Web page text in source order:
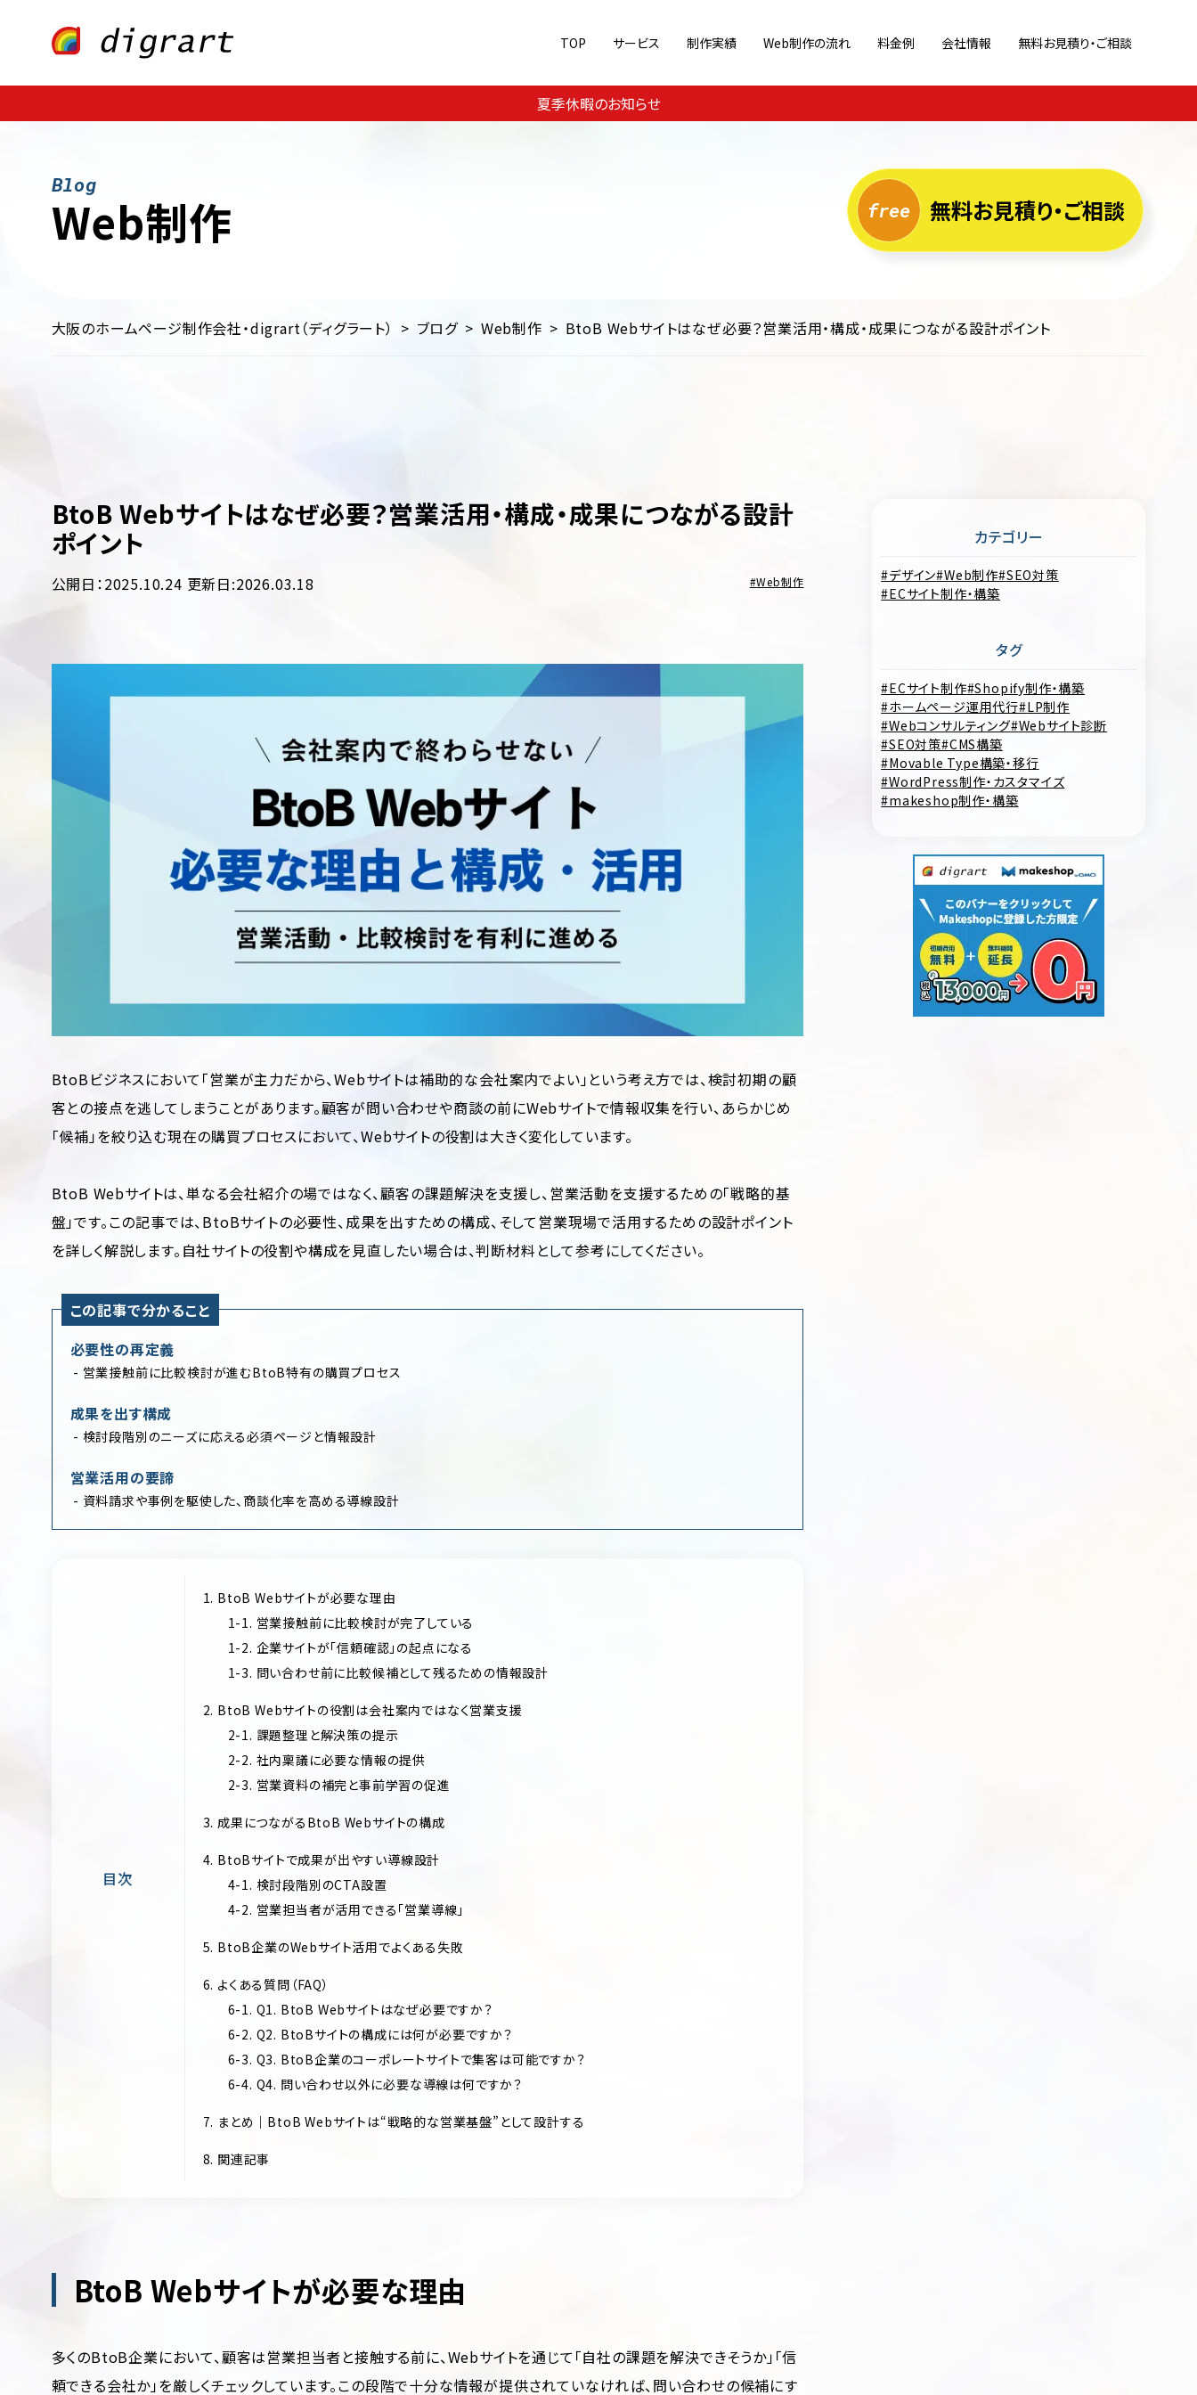
夏季休暇のお知らせ
TOP サービス
Web集客・運用支援
制作実績
ジャンル別に見る
Web制作の流れ 料金例 会社情報 無料お見積り・ご相談
無料お見積り・ご相談
Web制作
大阪のホームページ制作会社・digrart（ディグラート） ブログ Web制作 BtoB Webサイトはなぜ必要？営業活用・構成・成果につながる設計ポイント
BtoB Webサイトはなぜ必要？営業活用・構成・成果につながる設計
ポイント
公開日：2025.10.24 更新日:2026.03.18 Web制作
BtoBビジネスにおいて「営業が主力だから、Webサイトは補助的な会社案内でよい」という考え方では、検討初期の顧
客との接点を逃してしまうことがあります。顧客が問い合わせや商談の前にWebサイトで情報収集を行い、あらかじめ
「候補」を絞り込む現在の購買プロセスにおいて、Webサイトの役割は大きく変化しています。
BtoB Webサイトは、単なる会社紹介の場ではなく、顧客の課題解決を支援し、営業活動を支援するための「戦略的基
盤」です。この記事では、BtoBサイトの必要性、成果を出すための構成、そして営業現場で活用するための設計ポイント
を詳しく解説します。自社サイトの役割や構成を見直したい場合は、判断材料として参考にしてください。
この記事で分かること
必要性の再定義
営業接触前に比較検討が進むBtoB特有の購買プロセス
成果を出す構成
検討段階別のニーズに応える必須ページと情報設計
営業活用の要諦
資料請求や事例を駆使した、商談化率を高める導線設計
目次
1. BtoB Webサイトが必要な理由
1-1. 営業接触前に比較検討が完了している
1-2. 企業サイトが「信頼確認」の起点になる
1-3. 問い合わせ前に比較候補として残るための情報設計
2. BtoB Webサイトの役割は会社案内ではなく営業支援
2-1. 課題整理と解決策の提示
2-2. 社内稟議に必要な情報の提供
2-3. 営業資料の補完と事前学習の促進
3. 成果につながるBtoB Webサイトの構成
4. BtoBサイトで成果が出やすい導線設計
4-1. 検討段階別のCTA設置
4-2. 営業担当者が活用できる「営業導線」
5. BtoB企業のWebサイト活用でよくある失敗
6. よくある質問（FAQ）
6-1. Q1. BtoB Webサイトはなぜ必要ですか？
6-2. Q2. BtoBサイトの構成には何が必要ですか？
6-3. Q3. BtoB企業のコーポレートサイトで集客は可能ですか？
6-4. Q4. 問い合わせ以外に必要な導線は何ですか？
7. まとめ｜BtoB Webサイトは“戦略的な営業基盤”として設計する
8. 関連記事
BtoB Webサイトが必要な理由
多くのBtoB企業において、顧客は営業担当者と接触する前に、Webサイトを通じて「自社の課題を解決できそうか」「信
頼できる会社か」を厳しくチェックしています。この段階で十分な情報が提供されていなければ、問い合わせの候補にす
カテゴリー
デザイン Web制作 SEO対策
ECサイト制作・構築
タグ
ECサイト制作 Shopify制作・構築
ホームページ運用代行 LP制作
Webコンサルティング Webサイト診断
SEO対策 CMS構築
Movable Type構築・移行
WordPress制作・カスタマイズ
makeshop制作・構築